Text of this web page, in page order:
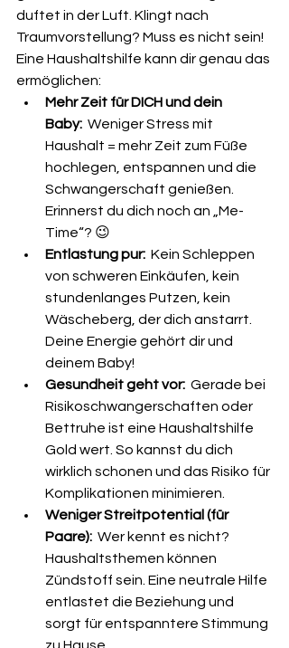
duftet in der Luft. Klingt nach
Traumvorstellung? Muss es nicht sein!
Eine Haushaltshilfe kann dir genau das
ermöglichen:
Mehr Zeit für DICH und dein
Baby: Weniger Stress mit
Haushalt = mehr Zeit zum Füße
hochlegen, entspannen und die
Schwangerschaft genießen.
Erinnerst du dich noch an „Me-
Time“? 😉
Entlastung pur: Kein Schleppen
von schweren Einkäufen, kein
stundenlanges Putzen, kein
Wäscheberg, der dich anstarrt.
Deine Energie gehört dir und
deinem Baby!
Gesundheit geht vor: Gerade bei
Risikoschwangerschaften oder
Bettruhe ist eine Haushaltshilfe
Gold wert. So kannst du dich
wirklich schonen und das Risiko für
Komplikationen minimieren.
Weniger Streitpotential (für
Paare): Wer kennt es nicht?
Haushaltsthemen können
Zündstoff sein. Eine neutrale Hilfe
entlastet die Beziehung und
sorgt für entspanntere Stimmung